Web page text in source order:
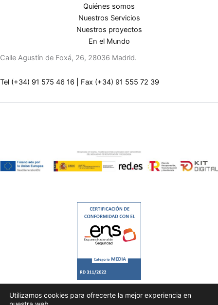
Quiénes somos
Nuestros Servicios
Nuestros proyectos
En el Mundo
Calle Agustín de Foxá, 26, 28036 Madrid.
Tel (+34) 91 575 46 16 Fax (+34) 91 555 72 39
Utilizamos cookies para ofrecerte la mejor experiencia en